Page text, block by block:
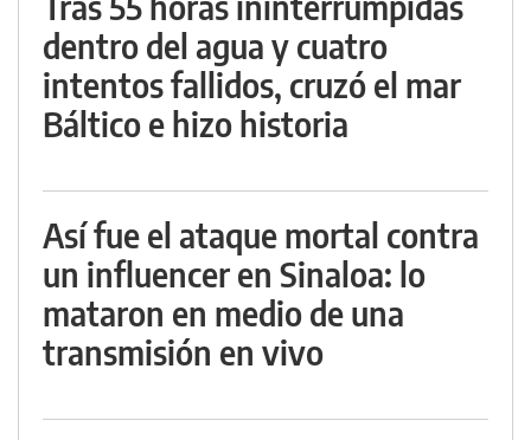
dentro del agua y cuatro
intentos fallidos, cruzó el mar
Báltico e hizo historia
Así fue el ataque mortal contra
un influencer en Sinaloa: lo
mataron en medio de una
transmisión en vivo